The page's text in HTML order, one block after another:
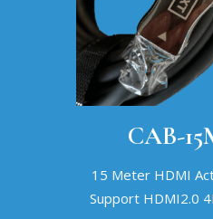
CAB-
15 Meter HDMI
Support HDMI2.0